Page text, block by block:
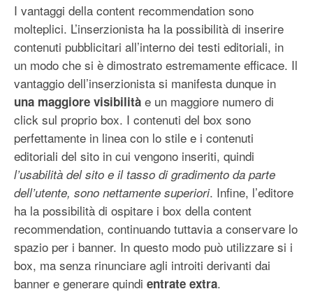
I vantaggi della content recommendation sono
molteplici. L’inserzionista ha la possibilità di inserire
contenuti pubblicitari all’interno dei testi editoriali, in
un modo che si è dimostrato estremamente efficace. Il
vantaggio dell’inserzionista si manifesta dunque in
una maggiore visibilità e un maggiore numero di
click sul proprio box. I contenuti del box sono
perfettamente in linea con lo stile e i contenuti
editoriali del sito in cui vengono inseriti, quindi
l’usabilità del sito e il tasso di gradimento da parte
dell’utente, sono nettamente superiori. Infine, l’editore
ha la possibilità di ospitare i box della content
recommendation, continuando tuttavia a conservare lo
spazio per i banner. In questo modo può utilizzare si i
box, ma senza rinunciare agli introiti derivanti dai
banner e generare quindi entrate extra.